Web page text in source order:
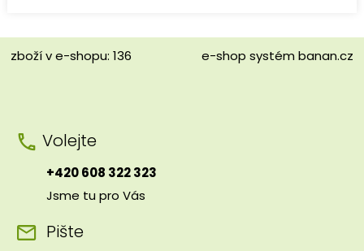
zboží v e-shopu: 136 e-shop systém banan.cz
Volejte
+420 608 322 323
Jsme tu pro Vás
Pište